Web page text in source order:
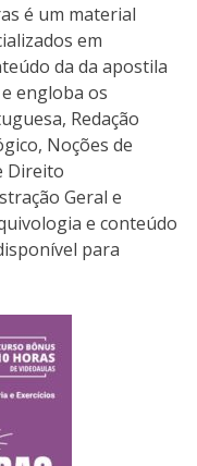
é um material
em
da da apostila
engloba os
Redação
Noções de
Direito
Geral e
e conteúdo
para